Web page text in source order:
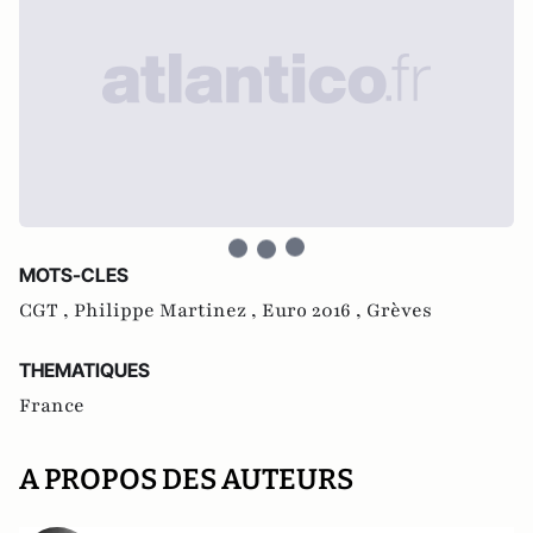
MOTS-CLES
CGT , Philippe Martinez , Euro 2016 , Grèves
THEMATIQUES
France
A PROPOS DES AUTEURS